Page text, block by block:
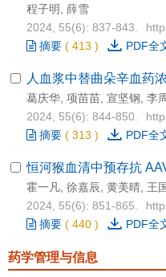
程子明, 薛雪
2024, 55(6): 837-843.
摘要 ( 413 ) PDF全
人血浆中替曲朵辛血药
葛庆华, 项苗苗, 宣坚钢, 李
2024, 55(6): 844-850.
摘要 ( 313 ) PDF全
恒河猴血清中预存抗
霍一凡, 徐嘉辰, 黄美晴, 王
2024, 55(6): 851-865.
摘要 ( 440 ) PDF全
药学管理与信息